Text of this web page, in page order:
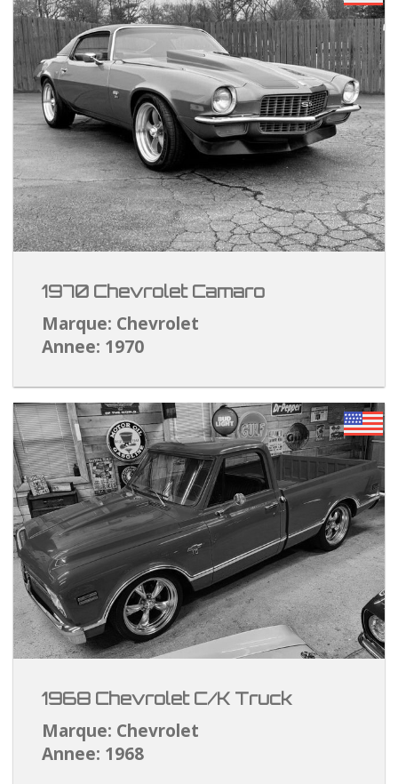
1970 Chevrolet Camaro
Marque: Chevrolet
Annee: 1970
1968 Chevrolet C/K Truck
Marque: Chevrolet
Annee: 1968